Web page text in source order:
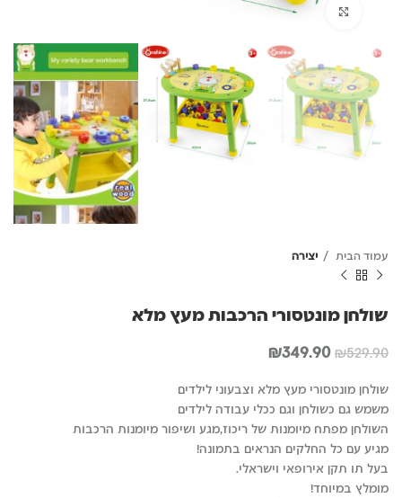
לחץ להגדלה
עמוד הבית יצירה
שולחן מונטסורי הרכבות מעץ מלא
₪529.90
המחיר
היה:
₪529.90.
₪349.90
המחיר
הוא:
₪349.90.
שולחן מונטסורי מעץ מלא וצבעוני לילדים
משמש גם כשולחן וגם ככלי עבודה לילדים
השולחן מפתח מיומנות של ריכוז,מגע ושיפור מיומנות הרכבות
מגיע עם כל החלקים הנראים בתמונה!
בעל תו תקן אירופאי וישראלי.
מומלץ במיוחד!